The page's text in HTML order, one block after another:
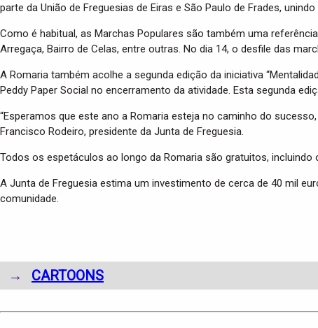
parte da União de Freguesias de Eiras e São Paulo de Frades,
Como é habitual, as Marchas Populares são também uma
Arregaça, Bairro de Celas, entre outras. No dia 14, o desfile das
A Romaria também acolhe a segunda edição da iniciativa
Peddy Paper Social no encerramento da atividade. Esta segunda
“Esperamos que este ano a Romaria esteja no caminho do
Francisco Rodeiro, presidente da Junta de Freguesia.
Todos os espetáculos ao longo da Romaria são gratuitos,
A Junta de Freguesia estima um investimento de cerca de 40 mil
comunidade.
→ CARTOONS